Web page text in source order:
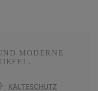
MODERNE
KÄLTESCHUTZ